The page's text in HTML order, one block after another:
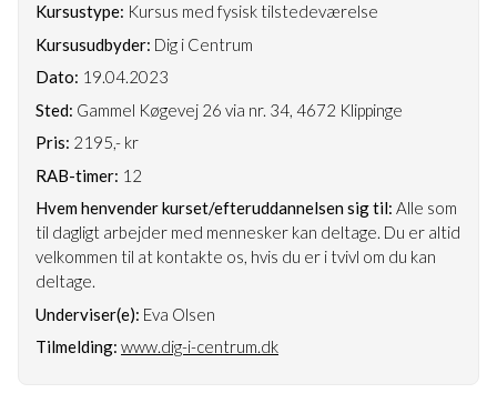
Kursustype: Kursus med fysisk tilstedeværelse
Kursusudbyder: Dig i Centrum
Dato: 19.04.2023
Sted: Gammel Køgevej 26 via nr. 34, 4672 Klippinge
Pris: 2195,- kr
RAB-timer: 12
Hvem henvender kurset/efteruddannelsen sig til: Alle som
til dagligt arbejder med mennesker kan deltage. Du er altid
velkommen til at kontakte os, hvis du er i tvivl om du kan
deltage.
Underviser(e): Eva Olsen
Tilmelding: www.dig-i-centrum.dk